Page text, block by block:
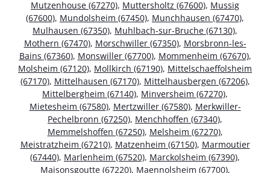
Mutzenhouse (67270), Muttersholtz (67600), Mussig
(67600), Mundolsheim (67450), Munchhausen (67470),
Mulhausen (67350), Muhlbach-sur-Bruche (67130),
Mothern (67470), Morschwiller (67350), Morsbronn-les-
Bains (67360), Monswiller (67700), Mommenheim (67670),
Molsheim (67120), Mollkirch (67190), Mittelschaeffolsheim
(67170), Mittelhausen (67170), Mittelhausbergen (67206),
Mittelbergheim (67140), Minversheim (67270),
Mietesheim (67580), Mertzwiller (67580), Merkwiller-
Pechelbronn (67250), Menchhoffen (67340),
Memmelshoffen (67250), Melsheim (67270),
Meistratzheim (67210), Matzenheim (67150), Marmoutier
(67440), Marlenheim (67520), Marckolsheim (67390),
Maisonsgoutte (67220), Maennolsheim (67700),